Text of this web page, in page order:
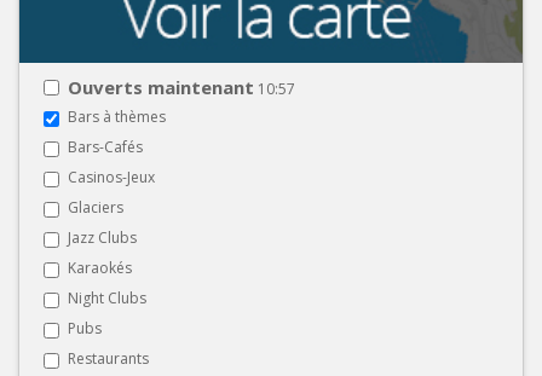
Ouverts maintenant 10:57
Bars à thèmes
Bars-Cafés
Casinos-Jeux
Glaciers
Jazz Clubs
Karaokés
Night Clubs
Pubs
Restaurants